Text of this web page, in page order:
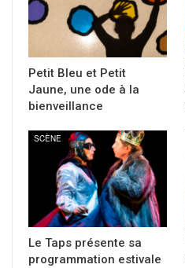
Petit Bleu et Petit
Jaune, une ode à la
bienveillance
SCÈNE
Le Taps présente sa
programmation estivale